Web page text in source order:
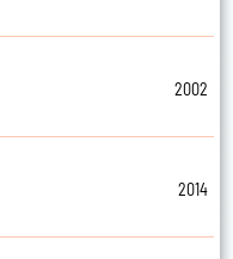
2002
2014